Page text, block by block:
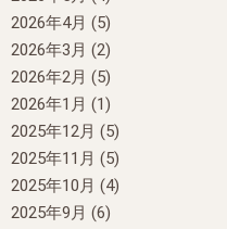
2026年4月 (5)
2026年3月 (2)
2026年2月 (5)
2026年1月 (1)
2025年12月 (5)
2025年11月 (5)
2025年10月 (4)
2025年9月 (6)